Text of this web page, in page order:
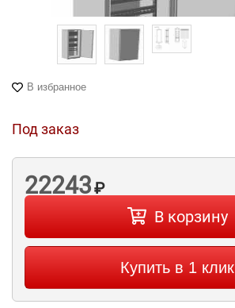
В избранное
Под заказ
22243₽
В корзину
Купить в 1 клик